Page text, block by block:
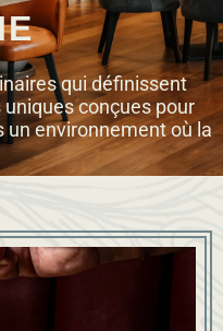
qui définissent
conçues pour
un environnement où la